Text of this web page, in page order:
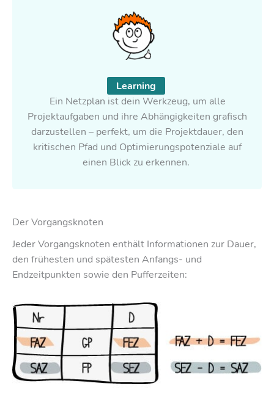
Learning
Ein Netzplan ist dein Werkzeug, um alle
Projektaufgaben und ihre Abhängigkeiten grafisch
darzustellen – perfekt, um die Projektdauer, den
kritischen Pfad und Optimierungspotenziale auf
einen Blick zu erkennen.
Der Vorgangsknoten
Jeder Vorgangsknoten enthält Informationen zur Dauer,
den frühesten und spätesten Anfangs- und
Endzeitpunkten sowie den Pufferzeiten: